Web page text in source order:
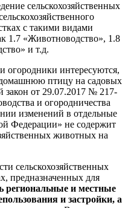
сельскохозяйственных
с такими видами
1.7 «Животноводство», 1.8
и т.д.
огородники интересуются,
птицу на садовых
закон от 29.07.2017 № 217-
и огородничества
изменений в отдельные
Федерации» не содержит
животных на
сельскохозяйственных
предназначенных для
региональные и местные
и застройки, а